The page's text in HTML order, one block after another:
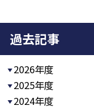
過去記事
2026年度
2025年度
2024年度